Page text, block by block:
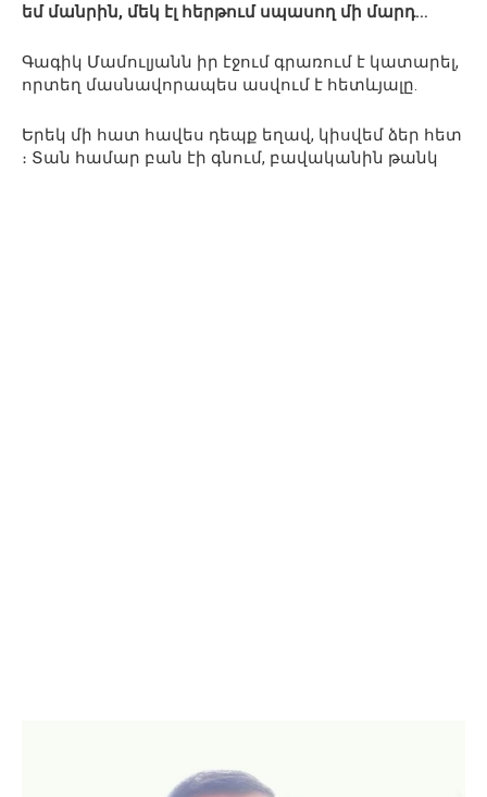
եմ մանրին, մեկ էլ հերթում սպասող մի մարդ…
Գագիկ Մամուլյանն իր էջում գրառում է կատարել,
որտեղ մասնավորապես ասվում է հետևյալը.
Երեկ մի հատ հավես դեպք եղավ, կիսվեմ ձեր հետ
։ Տան համար բան էի գնում, բավականին թանկ